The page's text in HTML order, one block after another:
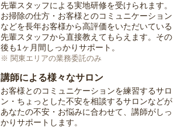
先輩スタッフによる実地研修を受けられます。
お掃除の仕方・お客様とのコミュニケーション
などを長年お客様から高評価をいただいている
先輩スタッフから直接教えてもらえます。その
後も1ヶ月間しっかりサポート。
※ 関東エリアの業務委託のみ
講師による様々なサロン
お客様とのコミュニケーションを練習するサロ
ン・ちょっとした不安を相談するサロンなどが
あなたの不安・お悩みに合わせて、講師がしっ
かりサポートします。